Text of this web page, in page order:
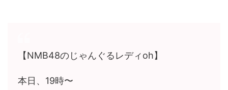
【NMB48のじゃんぐるレディoh】
本日、19時〜